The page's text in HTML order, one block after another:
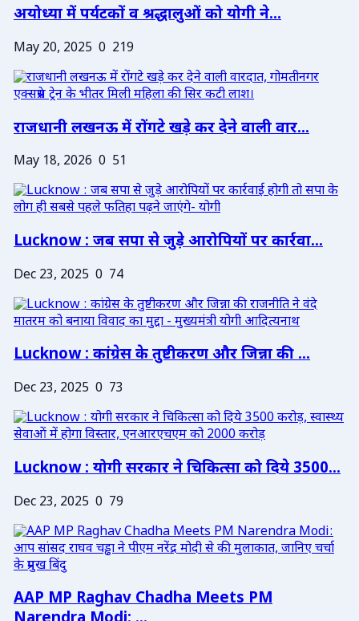
अयोध्या में पर्यटकों व श्रद्धालुओं को योगी ने...
May 20, 2025 0 219
राजधानी लखनऊ में रोंगटे खड़े कर देने वाली वार...
May 18, 2026 0 51
Lucknow : जब सपा से जुड़े आरोपियों पर कार्रवा...
Dec 23, 2025 0 74
Lucknow : कांग्रेस के तुष्टीकरण और जिन्ना की ...
Dec 23, 2025 0 73
Lucknow : योगी सरकार ने चिकित्सा को दिये 3500...
Dec 23, 2025 0 79
AAP MP Raghav Chadha Meets PM